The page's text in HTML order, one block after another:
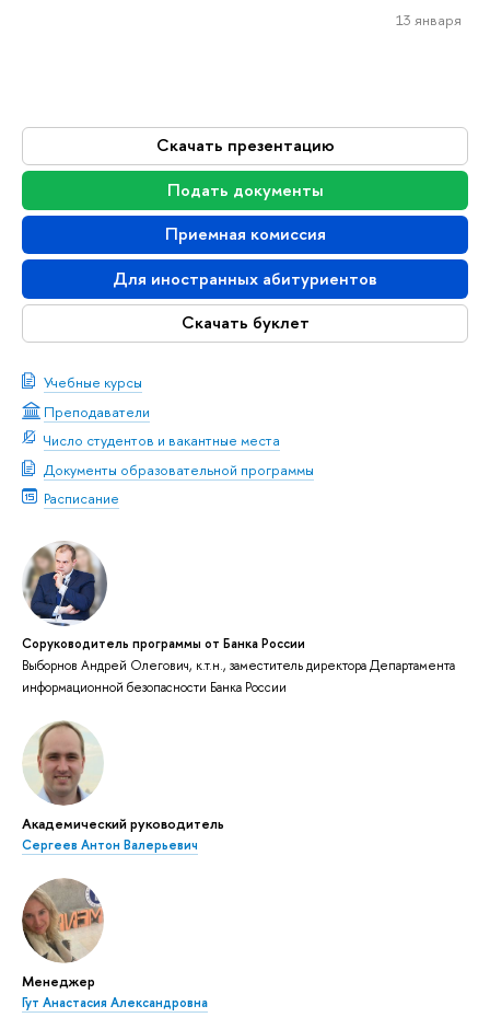
Скачать презентацию
Подать документы
Приемная комиссия
Для иностранных абитуриентов
Скачать буклет
Учебные курсы
Преподаватели
Число студентов и вакантные места
Документы образовательной программы
Расписание
Соруководитель программы от Банка России
Выборнов Андрей Олегович, к.т.н., заместитель директора Департамента
информационной безопасности Банка России
Академический руководитель
Сергеев Антон Валерьевич
Менеджер
Гут Анастасия Александровна
13 января